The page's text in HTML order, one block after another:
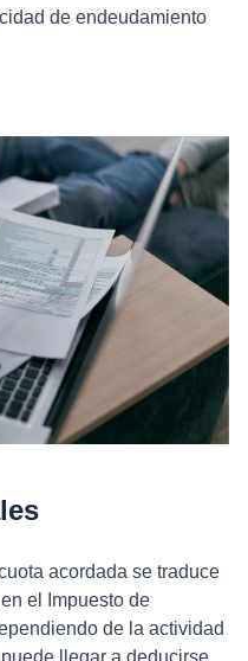
de endeudamiento
acordada se traduce
el Impuesto de
de la actividad
llegar a deducirse